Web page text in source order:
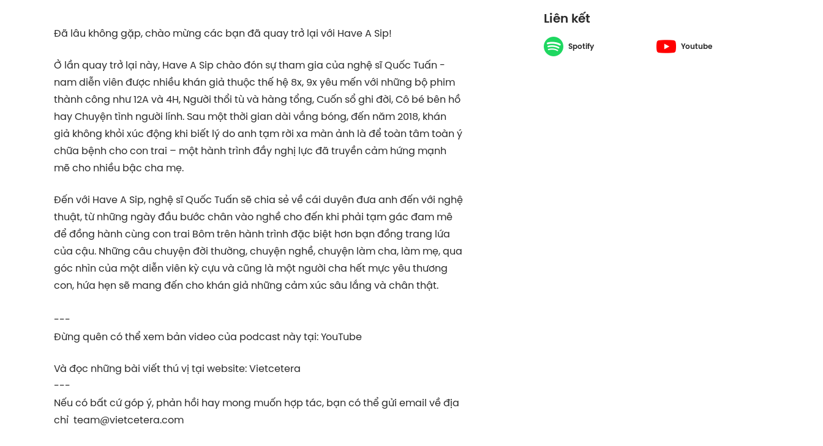
Đã lâu không gặp, chào mừng các bạn đã quay trở lại với Have A Sip!
Ở lần quay trở lại này, Have A Sip chào đón sự tham gia của nghệ sĩ Quốc Tuấn -
nam diễn viên được nhiều khán giả thuộc thế hệ 8x, 9x yêu mến với những bộ phim
thành công như 12A và 4H, Người thổi tù và hàng tổng, Cuốn sổ ghi đời, Cô bé bên hồ
hay Chuyện tình người lính. Sau một thời gian dài vắng bóng, đến năm 2018, khán
giả không khỏi xúc động khi biết lý do anh tạm rời xa màn ảnh là để toàn tâm toàn ý
chữa bệnh cho con trai – một hành trình đầy nghị lực đã truyền cảm hứng mạnh
mẽ cho nhiều bậc cha mẹ.
Đến với Have A Sip, nghệ sĩ Quốc Tuấn sẽ chia sẻ về cái duyên đưa anh đến với nghệ
thuật, từ những ngày đầu bước chân vào nghề cho đến khi phải tạm gác đam mê
để đồng hành cùng con trai Bôm trên hành trình đặc biệt hơn bạn đồng trang lứa
của cậu. Những câu chuyện đời thường, chuyện nghề, chuyện làm cha, làm mẹ, qua
góc nhìn của một diễn viên kỳ cựu và cũng là một người cha hết mực yêu thương
con, hứa hẹn sẽ mang đến cho khán giả những cảm xúc sâu lắng và chân thật.
---
Đừng quên có thể xem bản video của podcast này tại: YouTube
Và đọc những bài viết thú vị tại website: Vietcetera
---
Nếu có bất cứ góp ý, phản hồi hay mong muốn hợp tác, bạn có thể gửi email về địa
chỉ team@vietcetera.com
Liên kết
Spotify Youtube